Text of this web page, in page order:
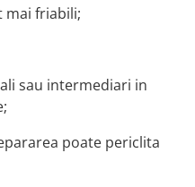
mai friabili;
sau intermediari in
poate periclita